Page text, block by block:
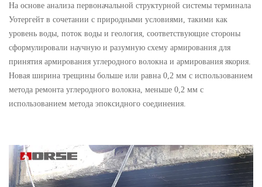
На основе анализа первоначальной структурной системы терминала
Уотергейт в сочетании с природными условиями, такими как
уровень воды, поток воды и геология, соответствующие стороны
сформулировали научную и разумную схему армирования для
принятия армирования углеродного волокна и армирования якория.
Новая ширина трещины больше или равна 0,2 мм с использованием
метода ремонта углеродного волокна, меньше 0,2 мм с
использованием метода эпоксидного соединения.